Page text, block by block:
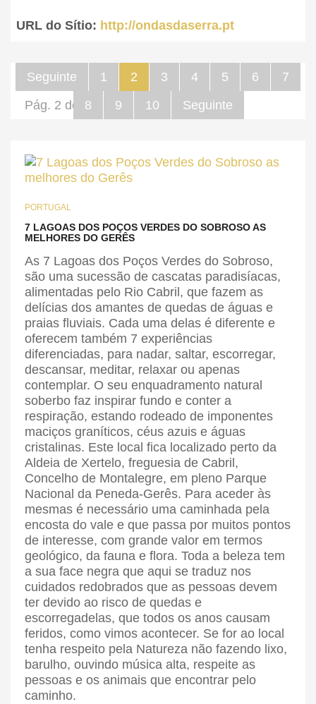
URL do Sítio: http://ondasdaserra.pt
Seguinte 1 2 3 4 5 6
7
8
9 10 Seguinte
Pág. 2 de 66
PORTUGAL
7 LAGOAS DOS POÇOS VERDES DO SOBROSO AS
MELHORES DO GERÊS
As 7 Lagoas dos Poços Verdes do Sobroso,
são uma sucessão de cascatas paradisíacas,
alimentadas pelo Rio Cabril, que fazem as
delícias dos amantes de quedas de águas e
praias fluviais. Cada uma delas é diferente e
oferecem também 7 experiências
diferenciadas, para nadar, saltar, escorregar,
descansar, meditar, relaxar ou apenas
contemplar. O seu enquadramento natural
soberbo faz inspirar fundo e conter a
respiração, estando rodeado de imponentes
maciços graníticos, céus azuis e águas
cristalinas. Este local fica localizado perto da
Aldeia de Xertelo, freguesia de Cabril,
Concelho de Montalegre, em pleno Parque
Nacional da Peneda-Gerês. Para aceder às
mesmas é necessário uma caminhada pela
encosta do vale e que passa por muitos pontos
de interesse, com grande valor em termos
geológico, da fauna e flora. Toda a beleza tem
a sua face negra que aqui se traduz nos
cuidados redobrados que as pessoas devem
ter devido ao risco de quedas e
escorregadelas, que todos os anos causam
feridos, como vimos acontecer. Se for ao local
tenha respeito pela Natureza não fazendo lixo,
barulho, ouvindo música alta, respeite as
pessoas e os animais que encontrar pelo
caminho.